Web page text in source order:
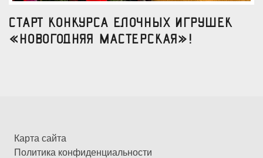
Старт конкурса елочных игрушек
«Новогодняя мастерская»!
Карта сайта
Политика конфиденциальности